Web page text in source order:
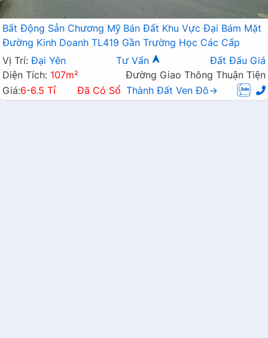
Bất Động Sản Chương Mỹ Bán Đất Khu Vực Đại Bám Mặt
Đường Kinh Doanh TL419 Gần Trường Học Các Cấp
Vị Trí: Đại Yên Tư Vấn
Đất Đấu Giá
Diện Tích: 107m²
Đường Giao Thông Thuận Tiện
Giá:6-6.5 Tỉ Đã Có Sổ Thành Đất Ven Đô→